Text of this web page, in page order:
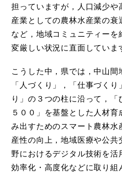
担っていますが，人口減少や
産業としての農林水産業の衰
など，地域コミュニティーを
変厳しい状況に直面していま
こうした中，県では，中山間
「人づくり」，「仕事づくり
り」の３つの柱に沿って，
５００」を基盤とした人材
み出すためのスマート農林水
産性の向上，地域医療や公共
野におけるデジタル技術を活
効率化・高度化などに取り組